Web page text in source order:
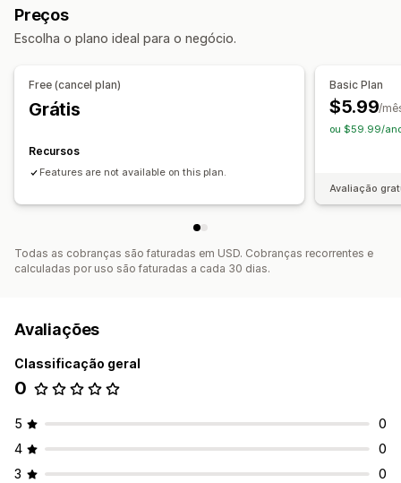
Gerenciamento de descontos
Preços
Escolha o plano ideal para o negócio.
Free (cancel plan)
Grátis
Recursos
Features are not available on this plan.
Basic Plan
$5.99/
ou $59.99/
Avaliação
Todas as cobranças são faturadas em USD. Cobranças recorrentes e
calculadas por uso são faturadas a cada 30 dias.
Avaliações
Classificação geral
0
5
0
4
0
3
0